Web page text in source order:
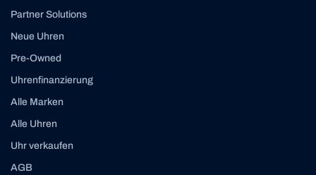
Partner Solutions
Neue Uhren
Pre-Owned
Uhrenfinanzierung
Alle Marken
Alle Uhren
Uhr verkaufen
AGB